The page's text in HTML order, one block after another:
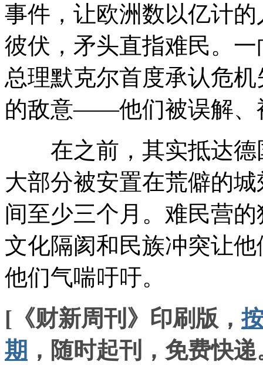
事件，让欧洲数以亿计
彼伏，矛头直指难民。
总理默克尔首度承认危
的敌意——他们被误解、
在之前，其实抵达德
大部分被安置在荒僻的
间至少三个月。难民营
文化隔阂和民族冲突让
他们气喘吁吁。
[《财新周刊》印刷版，
期 ，随时起刊，免费快